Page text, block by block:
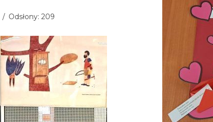
Odsłony: 209